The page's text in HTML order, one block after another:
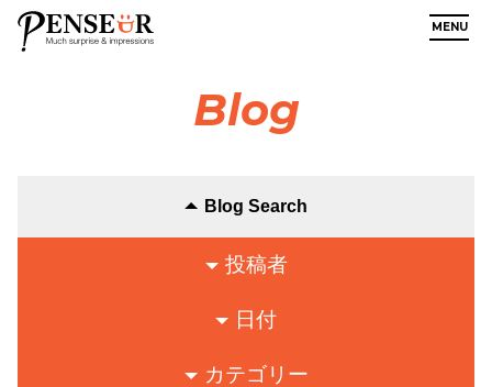
Blog
Blog Search
投稿者
日付
カテゴリー